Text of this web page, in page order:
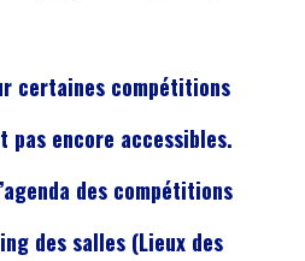
certaines compétitions
pas encore accessibles.
des compétitions
des salles (Lieux des